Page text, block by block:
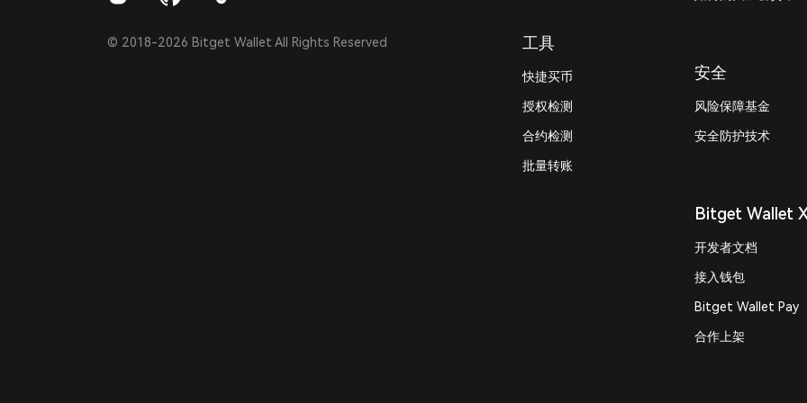
© 2018-2026 Bitget Wallet All Rights Reserved 工具
快捷买币
授权检测
合约检测
批量转账
安全
风险保障基金
安全防护技术
Bitget Wallet
开发者文档
接入钱包
Bitget Wallet Pay
合作上架